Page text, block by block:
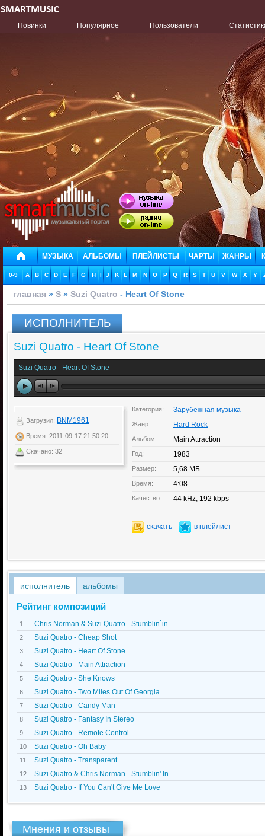
Новинки Популярное Пользователи
МУЗЫКА АЛЬБОМЫ ПЛЕЙЛИСТЫ ЧАРТЫ ЖАНРЫ
0-9 A B C D E F G H I J K L M N O P Q R S T U V W X Y
главная » S » Suzi Quatro - Heart Of Stone
ИСПОЛНИТЕЛЬ
Suzi Quatro - Heart Of Stone
Suzi Quatro - Heart Of Stone
Загрузил: BNM1961
Время: 2011-09-17 21:50:20
Скачано: 32
Категория: Зарубежная музыка
Жанр: Hard Rock
Альбом: Main Attraction
Год: 1983
Размер: 5,68 МБ
Время: 4:08
Качество: 44 kHz, 192 kbps
скачать в плейлист
исполнитель альбомы
Рейтинг композиций
1 Chris Norman & Suzi Quatro - Stumblin`in
2 Suzi Quatro - Cheap Shot
3 Suzi Quatro - Heart Of Stone
4 Suzi Quatro - Main Attraction
5 Suzi Quatro - She Knows
6 Suzi Quatro - Two Miles Out Of Georgia
7 Suzi Quatro - Candy Man
8 Suzi Quatro - Fantasy In Stereo
9 Suzi Quatro - Remote Control
10 Suzi Quatro - Oh Baby
11 Suzi Quatro - Transparent
12 Suzi Quatro & Chris Norman - Stumblin' In
13 Suzi Quatro - If You Can't Give Me Love
Мнения и отзывы